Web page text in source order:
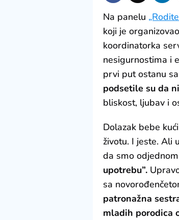
Na panelu
koji je
koordinatorka
nesigurnostima i
prvi put ostanu
podsetile su da
bliskost, ljubav i
Dolazak bebe
životu. I jeste. Ali
da smo
upotrebu”.
sa
patronažna
mladih porodica